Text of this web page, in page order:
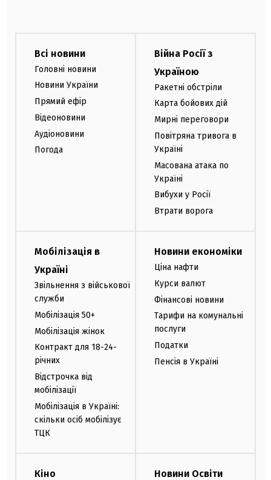
Всі новини
Головні новини
Новини України
Прямий ефір
Відеоновини
Аудіоновини
Погода
Війна Росії з
Україною
Ракетні обстріли
Карта бойових дій
Мирні переговори
Повітряна тривога в
Україні
Масована атака по
Україні
Вибухи у Росії
Втрати ворога
Мобілізація в
Україні
Звільнення з військової
служби
Мобілізація 50+
Мобілізація жінок
Контракт для 18-24-
річних
Відстрочка від
мобілізації
Мобілізація в Україні:
скільки осіб мобілізує
ТЦК
Новини економіки
Ціна нафти
Курси валют
Фінансові новини
Тарифи на комунальні
послуги
Податки
Пенсія в Україні
Кіно Новини Освіти